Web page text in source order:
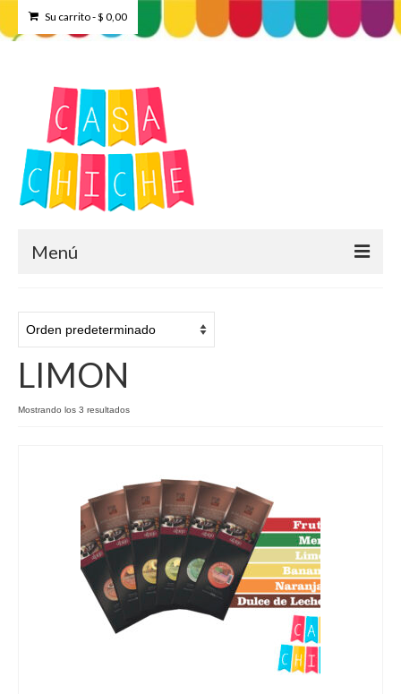
Su carrito-$ 0,00
Menú
Tienda
Contacto
Finalizar compra
LIMON
Mostrando los 3 resultados